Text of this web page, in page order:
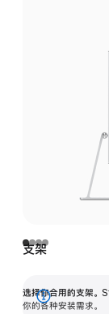
支架
选择你合用的支架。
你的各种安装需求。
展